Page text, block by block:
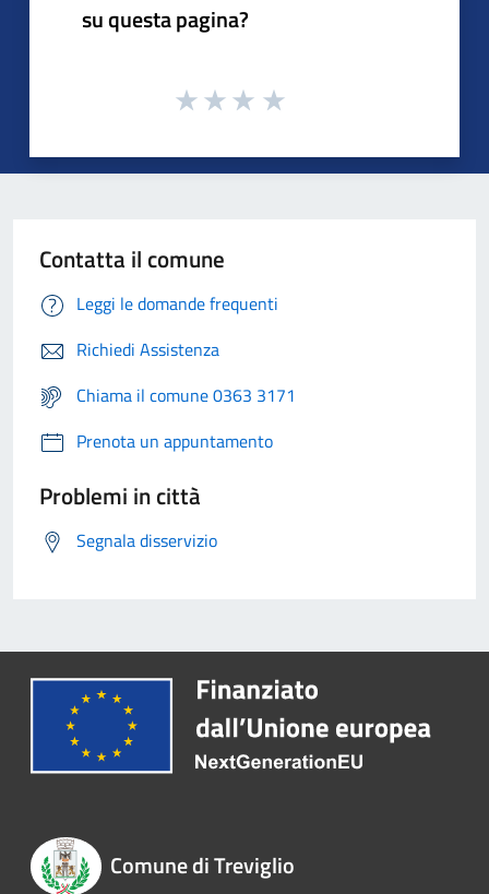
su questa pagina?
Contatta il comune
Leggi le domande frequenti
Richiedi Assistenza
Chiama il comune 0363 3171
Prenota un appuntamento
Problemi in città
Segnala disservizio
Comune di Treviglio